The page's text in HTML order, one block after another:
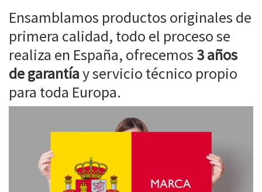
Ensamblamos productos originales de
primera calidad, todo el proceso se
realiza en España, ofrecemos 3 años
de garantíay servicio técnico propio
para toda Europa.